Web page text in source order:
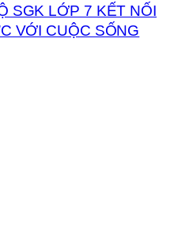
SGK LỚP 7 KẾT NỐI
VỚI CUỘC SỐNG